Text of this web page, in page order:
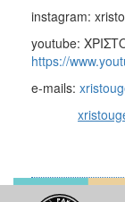
instagram:
youtube:
https://
e-mails: